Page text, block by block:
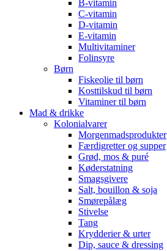
B-vitamin
C-vitamin
D-vitamin
E-vitamin
Multivitaminer
Folinsyre
Børn
Fiskeolie til børn
Kosttilskud til børn
Vitaminer til børn
Mad & drikke
Kolonialvarer
Morgenmadsprodukter
Færdigretter og supper
Grød, mos & puré
Køderstatning
Smagsgivere
Salt, bouillon & soja
Smørepålæg
Stivelse
Tang
Krydderier & urter
Dip, sauce & dressing